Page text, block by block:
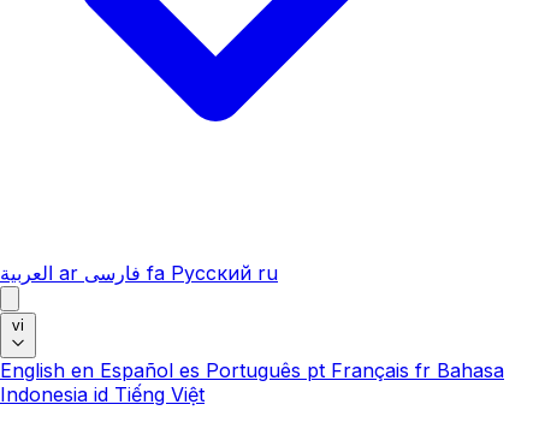
العربية ar فارسی fa Русский ru
vi
English en Español es Português pt Français fr Bahasa
Indonesia id Tiếng Việt